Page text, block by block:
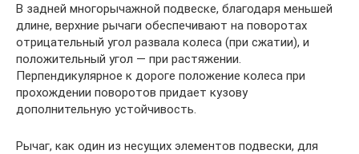
В задней многорычажной подвеске, благодаря меньшей
длине, верхние рычаги обеспечивают на поворотах
отрицательный угол развала колеса (при сжатии), и
положительный угол — при растяжении.
Перпендикулярное к дороге положение колеса при
прохождении поворотов придает кузову
дополнительную устойчивость.
Рычаг, как один из несущих элементов подвески, для